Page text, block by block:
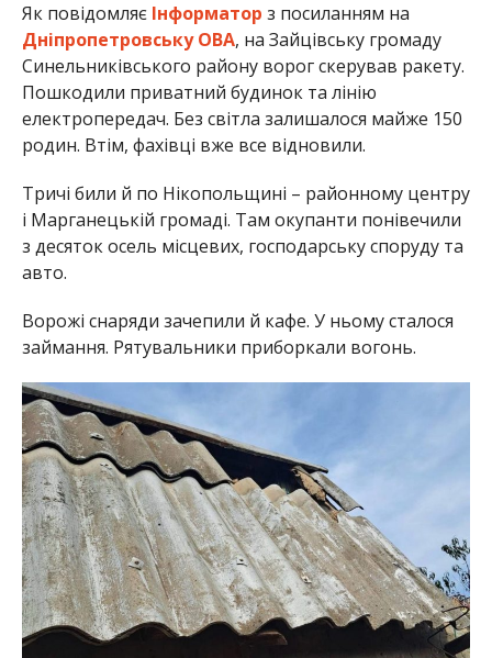
Як повідомляє Інформатор з посиланням на
Дніпропетровську ОВА, на Зайцівську громаду
Синельниківського району ворог скерував ракету.
Пошкодили приватний будинок та лінію
електропередач. Без світла залишалося майже 150
родин. Втім, фахівці вже все відновили.
Тричі били й по Нікопольщині – районному центру
і Марганецькій громаді. Там окупанти понівечили
з десяток осель місцевих, господарську споруду та
авто.
Ворожі снаряди зачепили й кафе. У ньому сталося
займання. Рятувальники приборкали вогонь.